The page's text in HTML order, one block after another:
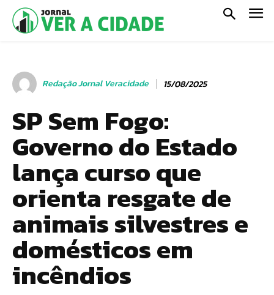
Redação Jornal Veracidade 15/08/2025
SP Sem Fogo:
Governo do Estado
lança curso que
orienta resgate de
animais silvestres e
domésticos em
incêndios